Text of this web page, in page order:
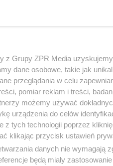
z Grupy ZPR Media
dane osobowe, takie jak
przeglądania w celu
pomiar reklam i treści,
możemy używać
urządzenia do celów
tych technologii poprzez
klikając przycisk ustawień
danych nie wymagają
będą miały